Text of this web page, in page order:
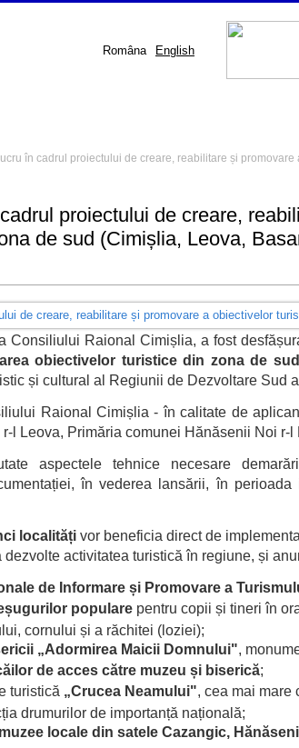
Româna English
în cadrul proiectului de creare, reabilitare și
proiectului de creare,
de sud (Cimișlia, Leova,
Consiliului Raional Cimișlia, a fost
obiectivelor turistice din zona de
și cultural al Regiunii de Dezvoltare Sud
Raional Cimișlia - în calitate de
l Leova, Primăria comunei Hănăsenii Noi r-l
aspectele tehnice necesare
în vederea lansării, în
localități vor beneficia direct de
activitatea turistică în regiune, și
de Informare și Promovare a
populare pentru copii și tineri în
cornului și a răchitei (loziei);
„Adormirea Maicii Domnului",
de acces către muzeu și biserică;
turistică „Crucea Neamului", cea mai mare
drumurilor de importanță națională;
locale din satele Cazangic,